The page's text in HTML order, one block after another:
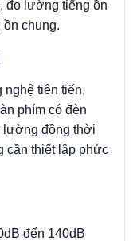
đo lường tiếng ồn
chung.
tiên tiến,
phím có đèn
lường đồng thời
cần thiết lập phức
đến 140dB